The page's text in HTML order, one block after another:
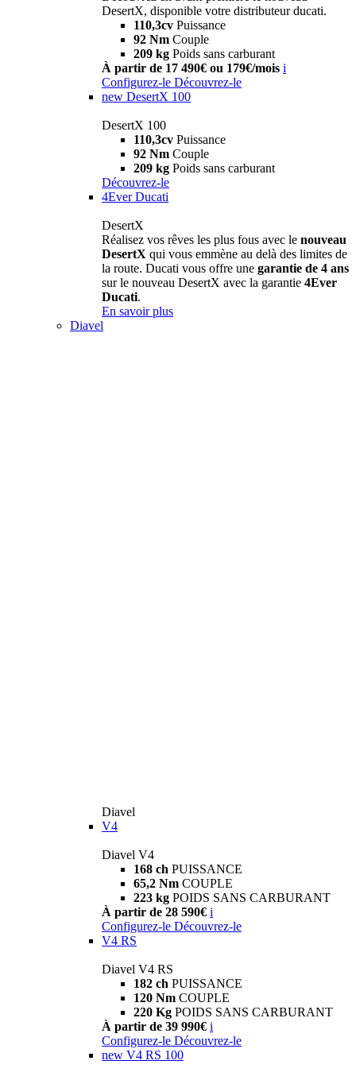
DesertX, disponible votre distributeur ducati.
110,3cv Puissance
92 Nm Couple
209 kg Poids sans carburant
À partir de 17 490€ ou 179€/mois i
Configurez-le Découvrez-le
new DesertX 100
DesertX 100
110,3cv Puissance
92 Nm Couple
209 kg Poids sans carburant
Découvrez-le
4Ever Ducati
DesertX
Réalisez vos rêves les plus fous avec le nouveau
DesertX qui vous emmène au delà des limites de
la route. Ducati vous offre une garantie de 4 ans
sur le nouveau DesertX avec la garantie 4Ever
Ducati.
En savoir plus
Diavel
Diavel
V4
Diavel V4
168 ch PUISSANCE
65,2 Nm COUPLE
223 kg POIDS SANS CARBURANT
À partir de 28 590€ i
Configurez-le Découvrez-le
V4 RS
Diavel V4 RS
182 ch PUISSANCE
120 Nm COUPLE
220 Kg POIDS SANS CARBURANT
À partir de 39 990€ i
Configurez-le Découvrez-le
new V4 RS 100